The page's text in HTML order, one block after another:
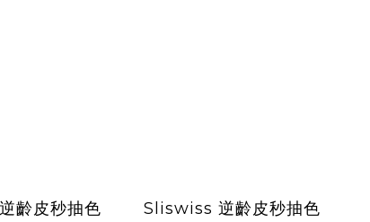
齡皮秒抽色
Sliswiss 逆齡皮秒抽色